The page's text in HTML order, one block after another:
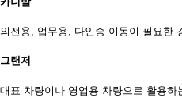
의전용, 업무용, 다인승 이동이 필요한
그랜저
대표 차량이나 영업용 차량으로 활용하